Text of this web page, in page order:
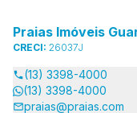
Praias Imóveis
CRECI: 26037J
(13) 3398-4000
(13) 3398-4000
praias@praias.com